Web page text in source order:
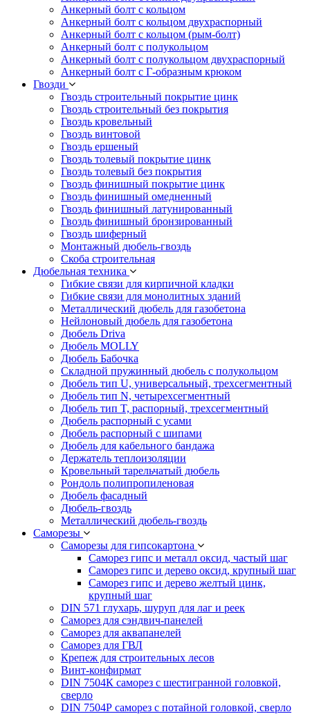
Анкерный болт с кольцом
Анкерный болт с кольцом двухраспорный
Анкерный болт с кольцом (рым-болт)
Анкерный болт с полукольцом
Анкерный болт с полукольцом двухраспорный
Анкерный болт с Г-образным крюком
Гвозди
Гвоздь строительный покрытие цинк
Гвоздь строительный без покрытия
Гвоздь кровельный
Гвоздь винтовой
Гвоздь ершеный
Гвоздь толевый покрытие цинк
Гвоздь толевый без покрытия
Гвоздь финишный покрытие цинк
Гвоздь финишный омедненный
Гвоздь финишный латунированный
Гвоздь финишный бронзированный
Гвоздь шиферный
Монтажный дюбель-гвоздь
Скоба строительная
Дюбельная техника
Гибкие связи для кирпичной кладки
Гибкие связи для монолитных зданий
Металлический дюбель для газобетона
Нейлоновый дюбель для газобетона
Дюбель Driva
Дюбель MOLLY
Дюбель Бабочка
Складной пружинный дюбель с полукольцом
Дюбель тип U, универсальный, трехсегментный
Дюбель тип N, четырехсегментный
Дюбель тип T, распорный, трехсегментный
Дюбель распорный с усами
Дюбель распорный с шипами
Дюбель для кабельного бандажа
Держатель теплоизоляции
Кровельный тарельчатый дюбель
Рондоль полипропиленовая
Дюбель фасадный
Дюбель-гвоздь
Металлический дюбель-гвоздь
Саморезы
Саморезы для гипсокартона
Саморез гипс и металл оксид, частый шаг
Саморез гипс и дерево оксид, крупный шаг
Саморез гипс и дерево желтый цинк,
крупный шаг
DIN 571 глухарь, шуруп для лаг и реек
Саморез для сэндвич-панелей
Саморез для аквапанелей
Саморез для ГВЛ
Крепеж для строительных лесов
Винт-конфирмат
DIN 7504К саморез с шестигранной головкой,
сверло
DIN 7504Р саморез с потайной головкой, сверло